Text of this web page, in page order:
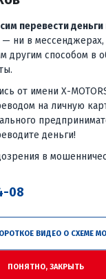
₽
4.6 0
36 450
800
перевести деньги
— ни в мессенджерах,
другим способом в
от имени X-
на личную
деньги!
в
08
ВИДЕО О СХЕМЕ
ПОНЯТНО, ЗАКРЫТЬ